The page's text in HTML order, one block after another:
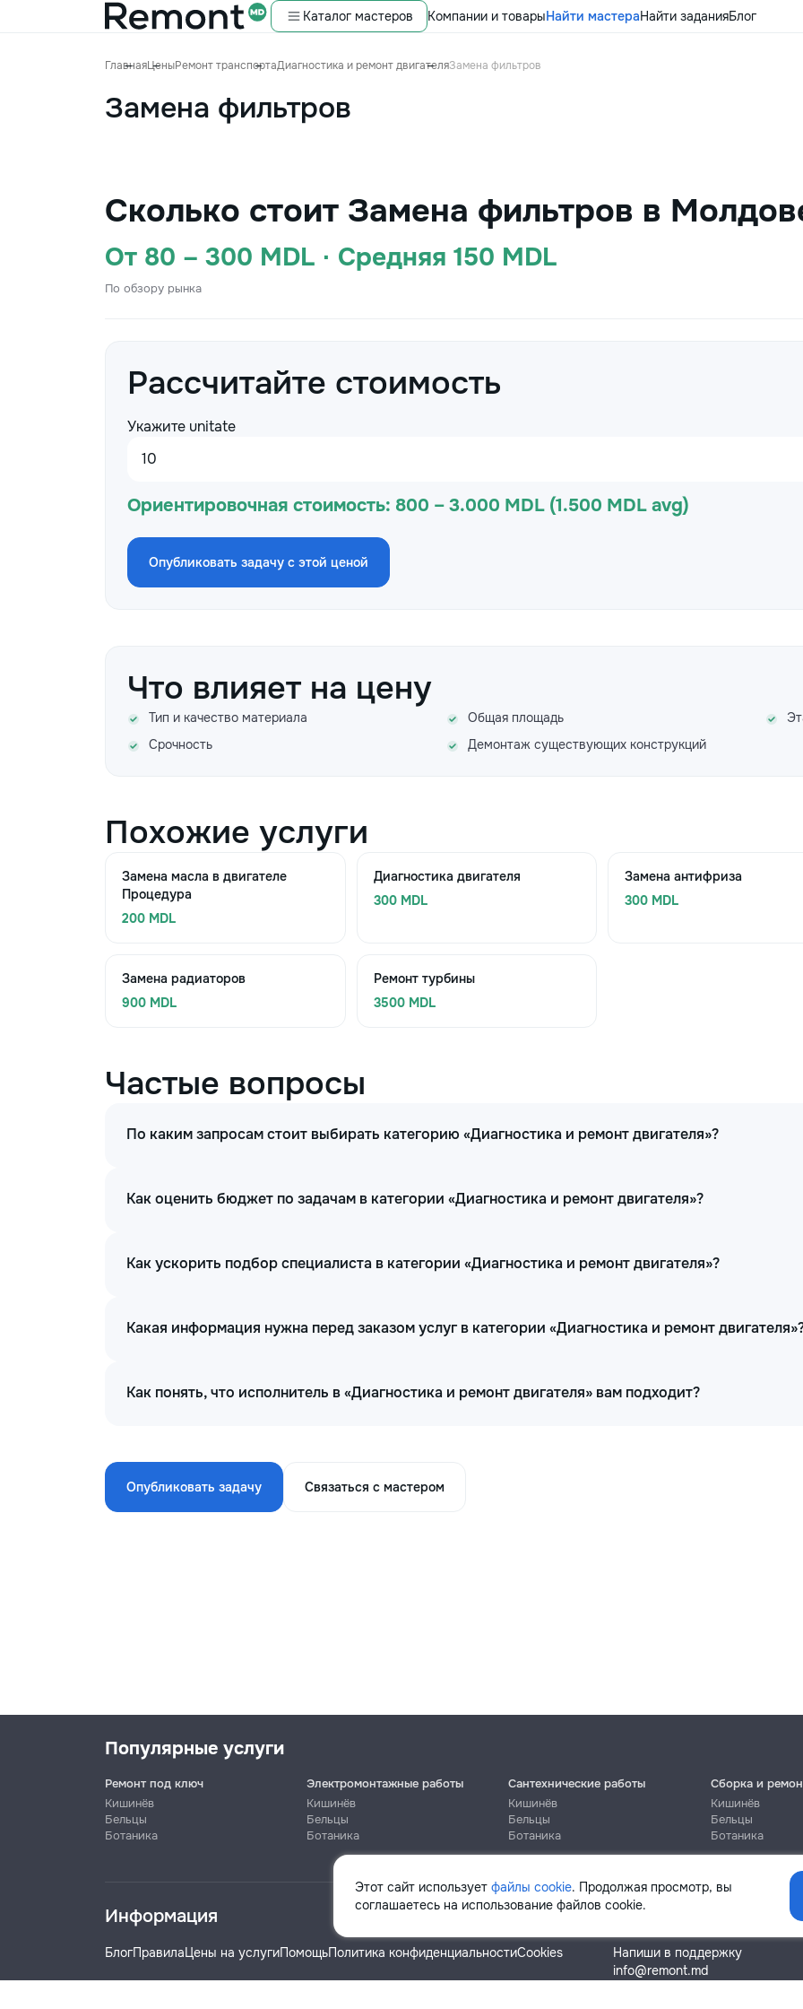
Каталог мастеров Компании и товарыНайти мастераНайти заданияБлог
ГлавнаяЦеныРемонт транспортаДиагностика и ремонт двигателяЗамена фильтров
Замена фильтров
Сколько стоит Замена фильтров в
От 80 – 300 MDL · Средняя 150 MDL
По обзору рынка
Рассчитайте стоимость
Укажите unitate
Ориентировочная стоимость: 800 – 3.000 MDL (1.500 MDL avg)
Опубликовать задачу с этой ценой
Что влияет на цену
Тип и качество материала Общая площадь
Срочность
Демонтаж существующих конструкций
Похожие услуги
Замена масла в двигателе
Процедура
200 MDL
Диагностика двигателя
300 MDL
Замена антифриза
300 MDL
Замена радиаторов
900 MDL
Ремонт турбины
3500 MDL
Частые вопросы
По каким запросам стоит выбирать категорию «Диагностика и ремонт двигателя»?
Как оценить бюджет по задачам в категории «Диагностика и ремонт двигателя»?
Как ускорить подбор специалиста в категории «Диагностика и ремонт двигателя»?
Какая информация нужна перед заказом услуг в категории «Диагностика и ремонт
Как понять, что исполнитель в «Диагностика и ремонт двигателя» вам подходит?
Опубликовать задачу Связаться с мастером
Этот сайт использует файлы cookie. Продолжая просмотр, вы
соглашаетесь на использование файлов cookie.
Популярные услуги
Ремонт под ключ
Кишинёв
Бельцы
Ботаника
Электромонтажные работы
Кишинёв
Бельцы
Ботаника
Сантехнические работы
Кишинёв
Бельцы
Ботаника
Сборка и
Кишинёв
Бельцы
Ботаника
Информация
БлогПравилаЦены на услугиПомощьПолитика конфиденциальностиCookies
Помощь
Напиши в поддержку
info@remont.md